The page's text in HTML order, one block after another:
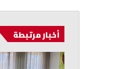
أخبار مرتبطة